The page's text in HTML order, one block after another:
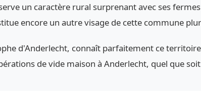
un caractère rural surprenant avec ses
encore un autre visage de cette commune
d'Anderlecht, connaît parfaitement ce
de vide maison à Anderlecht, quel que